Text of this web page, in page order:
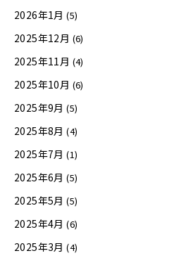
2026年1月 (5)
2025年12月 (6)
2025年11月 (4)
2025年10月 (6)
2025年9月 (5)
2025年8月 (4)
2025年7月 (1)
2025年6月 (5)
2025年5月 (5)
2025年4月 (6)
2025年3月 (4)